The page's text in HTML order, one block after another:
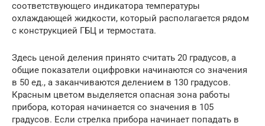
соответствующего индикатора температуры
охлаждающей жидкости, который располагается рядом
с конструкцией ГБЦ и термостата.
Здесь ценой деления принято считать 20 градусов, а
общие показатели оцифровки начинаются со значения
в 50 ед., а заканчиваются делением в 130 градусов.
Красным цветом выделяется опасная зона работы
прибора, которая начинается со значения в 105
градусов. Если стрелка прибора начинает попадать в